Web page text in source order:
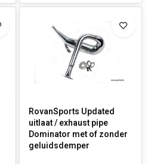
RovanSports Updated
uitlaat / exhaust pipe
Dominator met of zonder
geluidsdemper